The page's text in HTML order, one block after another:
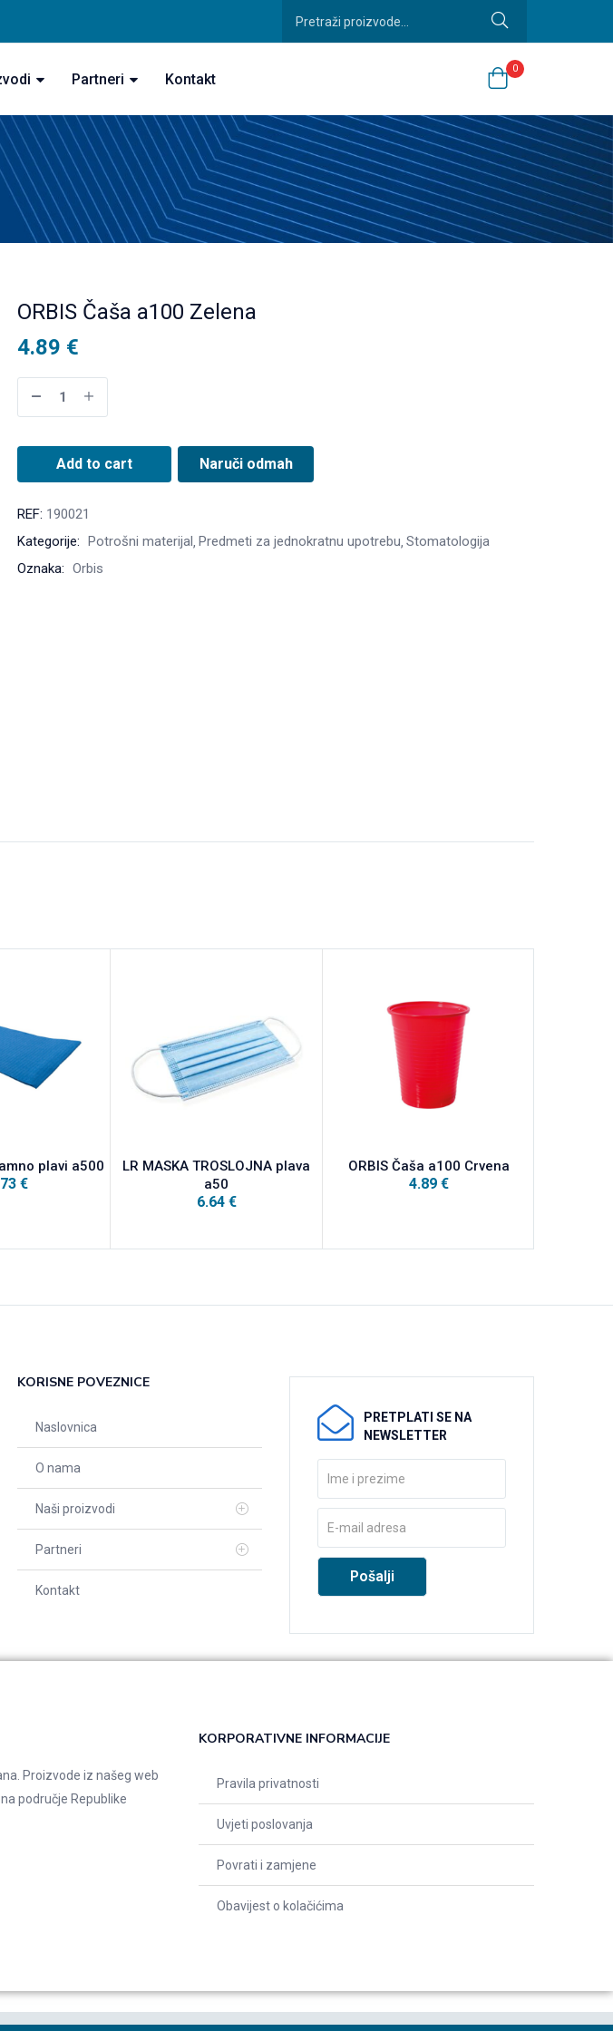
Partneri Kontakt
0
ORBIS Čaša a100 Zelena
4.89 €
Add to cart Naruči odmah
REF: 190021
Kategorije: Potrošni materijal Predmeti za jednokratnu upotrebu Stomatologija
Oznaka: Orbis
plavi a500
€
LR MASKA TROSLOJNA plava
a50
6.64 €
ORBIS Čaša a100 Crvena
4.89 €
KORISNE POVEZNICE
Naslovnica
O nama
Naši proizvodi
Partneri
Kontakt
PRETPLATI SE NA
NEWSLETTER
Proizvode iz našeg web
područje Republike
KORPORATIVNE INFORMACIJE
Pravila privatnosti
Uvjeti poslovanja
Povrati i zamjene
Obavijest o kolačićima